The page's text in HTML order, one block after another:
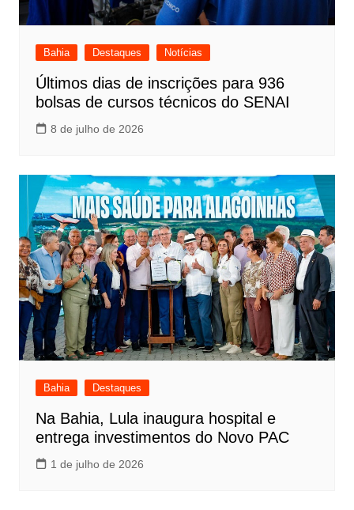
Bahia Destaques Notícias
Últimos dias de inscrições para 936
bolsas de cursos técnicos do SENAI
8 de julho de 2026
Bahia Destaques
Na Bahia, Lula inaugura hospital e
entrega investimentos do Novo PAC
1 de julho de 2026